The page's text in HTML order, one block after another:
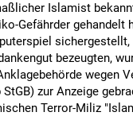
Islamist
Gefährder gehandelt
bezeugten,
wegen
zur Anzeige
Terror-Miliz